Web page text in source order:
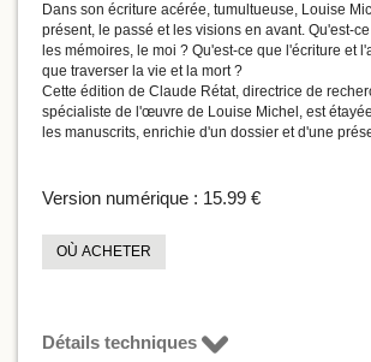
Dans son écriture acérée, tumultueuse, Louise
présent, le passé et les visions en avant. Qu'est-
les mémoires, le moi ? Qu'est-ce que l'écriture et
que traverser la vie et la mort ?
Cette édition de Claude Rétat, directrice de
spécialiste de l'œuvre de Louise Michel, est
les manuscrits, enrichie d'un dossier et d'une
Version numérique : 15.99 €
OÙ ACHETER
Détails techniques